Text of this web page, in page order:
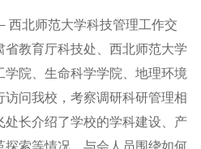
西北师范大学科技管理工作交
教育厅科技处、西北师范大学
院、生命科学学院、地理环境
问我校，考察调研科研管理相
处长介绍了学校的学科建设、产
索等情况。与会人员围绕如何